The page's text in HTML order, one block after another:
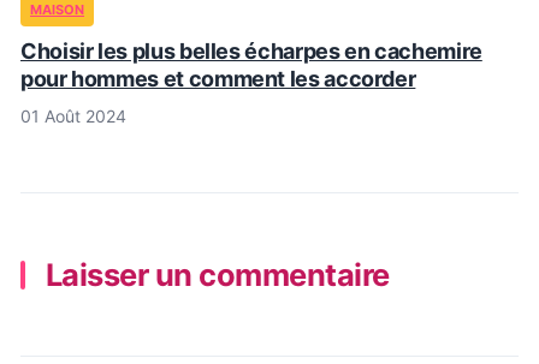
MAISON
Choisir les plus belles écharpes en cachemire
pour hommes et comment les accorder
01 Août 2024
Laisser un commentaire